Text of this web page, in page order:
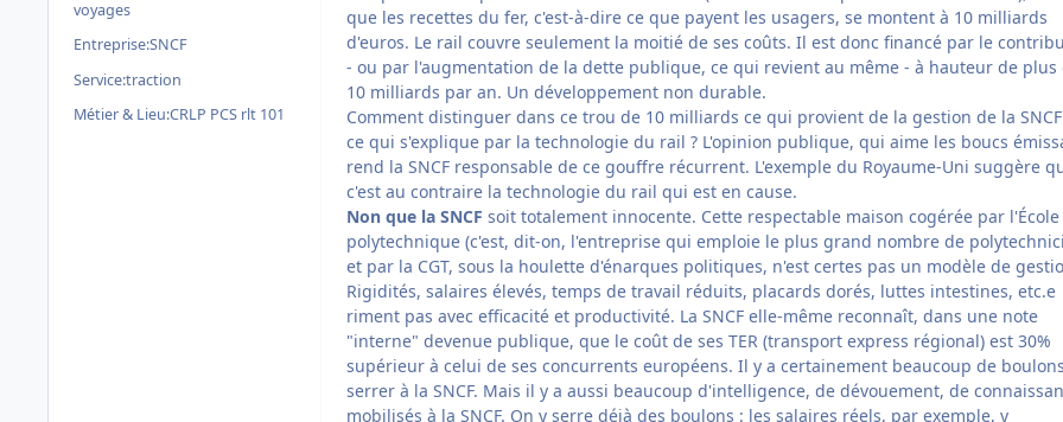
voyages
Entreprise:SNCF
Service:traction
Métier & Lieu:CRLP PCS rlt 101
que les recettes du fer, c'est-à-dire ce que payent les usagers, se montent à 10 milliards
d'euros. Le rail couvre seulement la moitié de ses coûts. Il est donc financé par le
- ou par l'augmentation de la dette publique, ce qui revient au même - à hauteur de plus
10 milliards par an. Un développement non durable.
Comment distinguer dans ce trou de 10 milliards ce qui provient de la gestion de la
ce qui s'explique par la technologie du rail ? L'opinion publique, qui aime les boucs
rend la SNCF responsable de ce gouffre récurrent. L'exemple du Royaume-Uni suggère
c'est au contraire la technologie du rail qui est en cause.
Non que la SNCF soit totalement innocente. Cette respectable maison cogérée par l'École
polytechnique (c'est, dit-on, l'entreprise qui emploie le plus grand nombre de
et par la CGT, sous la houlette d'énarques politiques, n'est certes pas un modèle de
Rigidités, salaires élevés, temps de travail réduits, placards dorés, luttes intestines, etc.e
riment pas avec efficacité et productivité. La SNCF elle-même reconnaît, dans une note
"interne" devenue publique, que le coût de ses TER (transport express régional) est 30%
supérieur à celui de ses concurrents européens. Il y a certainement beaucoup de
serrer à la SNCF. Mais il y a aussi beaucoup d'intelligence, de dévouement, de
mobilisés à la SNCF. On y serre déjà des boulons : les salaires réels, par exemple, y